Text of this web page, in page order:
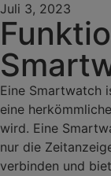
Juli 3, 2023
Eine Smartwatch
eine
wird. Eine
nur die
verbinden und